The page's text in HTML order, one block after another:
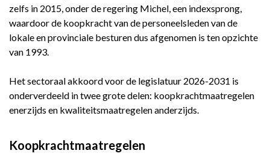
zelfs in 2015, onder de regering Michel, een indexsprong,
waardoor de koopkracht van de personeelsleden van de
lokale en provinciale besturen dus afgenomen is ten opzichte
van 1993.
Het sectoraal akkoord voor de legislatuur 2026-2031 is
onderverdeeld in twee grote delen: koopkrachtmaatregelen
enerzijds en kwaliteitsmaatregelen anderzijds.
Koopkrachtmaatregelen